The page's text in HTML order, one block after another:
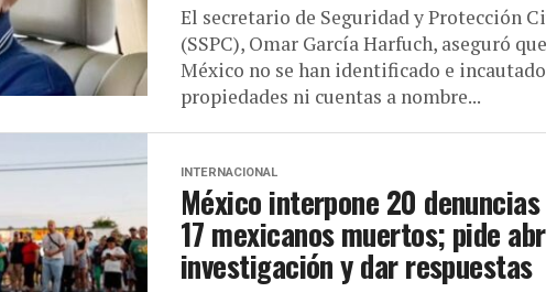
El secretario de Seguridad y Protección
(SSPC), Omar García Harfuch, aseguró
México no se han identificado e incautado
propiedades ni cuentas a nombre...
INTERNACIONAL
México interpone 20
17 mexicanos muertos; pide
investigación y dar respuestas